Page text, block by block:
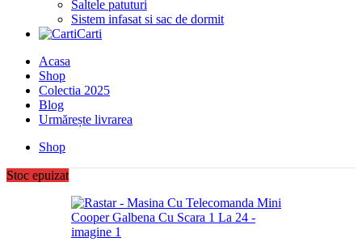
Saltele patuturi
Sistem infasat si sac de dormit
Carti
Acasa
Shop
Colectia 2025
Blog
Urmărește livrarea
Shop
Stoc epuizat